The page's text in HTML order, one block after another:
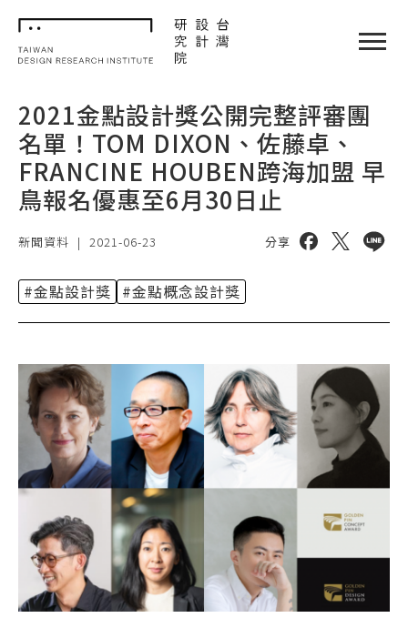
TDRI
單
2021金點設計獎公開完整評審團
名單！TOM DIXON、佐藤卓、
FRANCINE HOUBEN跨海加盟 早
鳥報名優惠至6月30日止
新聞資料 | 2021-06-23 分享 分享到分享到
分享
#金點設計獎 #金點概念設計獎